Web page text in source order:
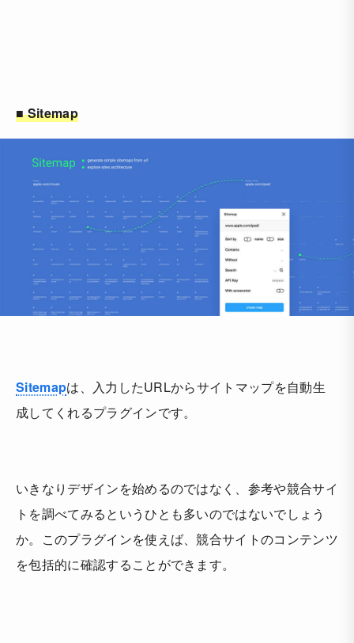
■ Sitemap
Sitemapは、入力したURLからサイトマップを自動生
成してくれるプラグインです。
いきなりデザインを始めるのではなく、参考や競合サイ
トを調べてみるというひとも多いのではないでしょう
か。このプラグインを使えば、競合サイトのコンテンツ
を包括的に確認することができます。